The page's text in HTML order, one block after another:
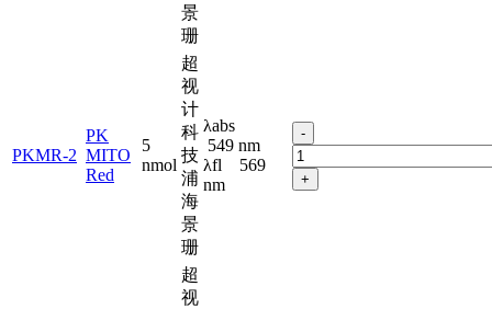
景
珊
PKMR-2
PK
MITO
Red
5
nmol
超
视
计
科
技
浦
海
景
珊
λabs
549 nm
λfl 569
nm
-
+
超
视